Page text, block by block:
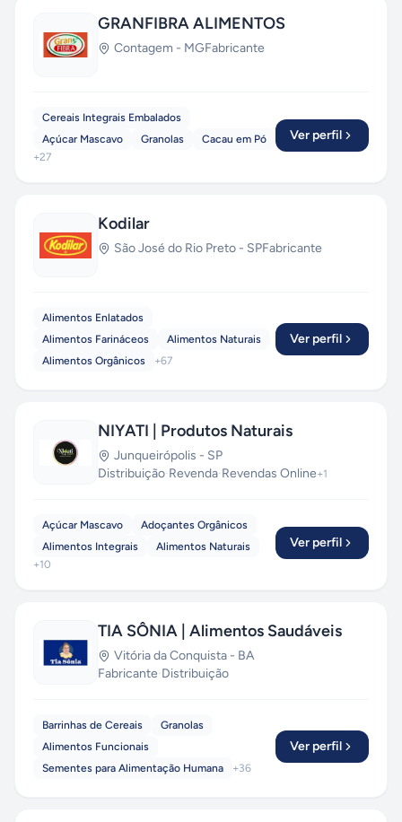
GRANFIBRA ALIMENTOS
Contagem - MGFabricante
Cereais Integrais Embalados
Açúcar Mascavo
Granolas
Cacau em Pó
+27
Ver perfil
Kodilar
São José do Rio Preto - SPFabricante
Alimentos Enlatados
Alimentos Farináceos
Alimentos Naturais
Alimentos Orgânicos
+67
Ver perfil
NIYATI | Produtos Naturais
Junqueirópolis - SP
Distribuição·Revenda·Revendas Online+1
Açúcar Mascavo
Adoçantes Orgânicos
Alimentos Integrais
Alimentos Naturais
+10
Ver perfil
TIA SÔNIA | Alimentos Saudáveis
Vitória da Conquista - BA
Fabricante·Distribuição
Barrinhas de Cereais
Granolas
Alimentos Funcionais
Sementes para Alimentação Humana
+36
Ver perfil